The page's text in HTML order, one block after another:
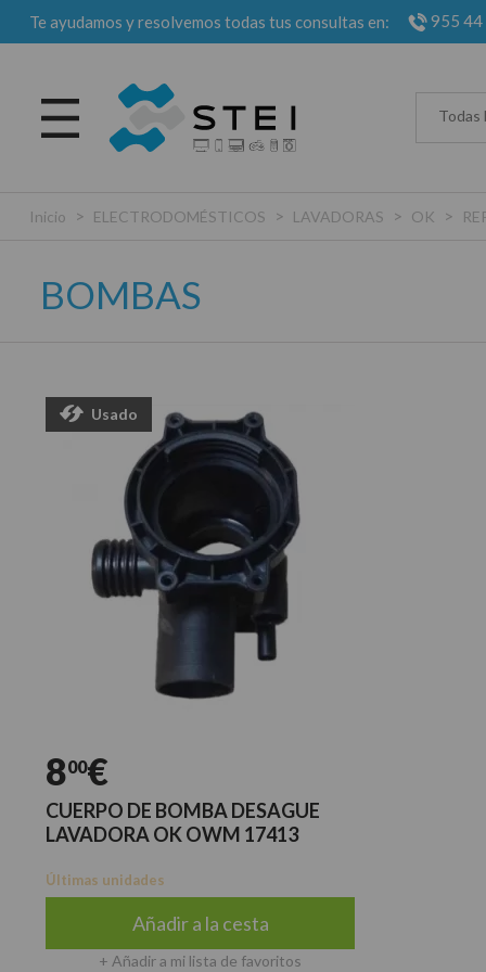
Te ayudamos y resolvemos todas tus consultas en: 955 44
Todas
Inicio > ELECTRODOMÉSTICOS > LAVADORAS > OK >
BOMBAS
Usado
800€
CUERPO DE BOMBA DESAGUE
LAVADORA OK OWM 17413
Últimas unidades
Añadir a la cesta
+ Añadir a mi lista de favoritos